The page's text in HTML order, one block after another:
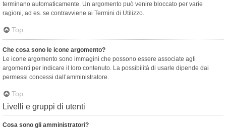
terminano automaticamente. Un argomento può venire bloccato per varie
ragioni, ad es. se contravviene ai Termini di Utilizzo.
Top
Che cosa sono le icone argomento?
Le icone argomento sono immagini che possono essere associate agli
argomenti per indicare il loro contenuto. La possibilità di usarle dipende dai
permessi concessi dall’amministratore.
Top
Livelli e gruppi di utenti
Cosa sono gli amministratori?